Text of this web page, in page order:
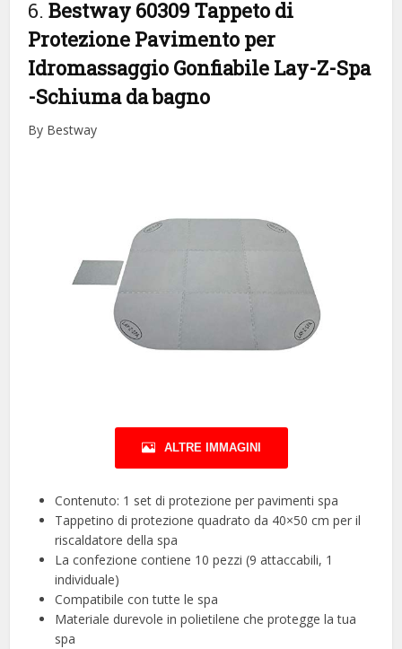
6.Bestway 60309 Tappeto di
Protezione Pavimento per
Idromassaggio Gonfiabile Lay-Z-Spa
-Schiuma da bagno
By Bestway
ALTRE IMMAGINI
Contenuto: 1 set di protezione per pavimenti spa
Tappetino di protezione quadrato da 40×50 cm per il
riscaldatore della spa
La confezione contiene 10 pezzi (9 attaccabili, 1
individuale)
Compatibile con tutte le spa
Materiale durevole in polietilene che protegge la tua
spa